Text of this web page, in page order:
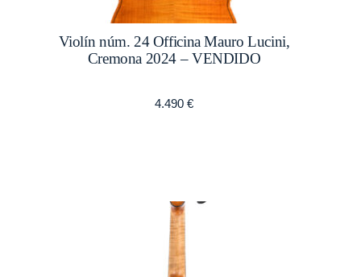
Violín núm. 24 Officina Mauro Lucini,
Cremona 2024 – VENDIDO
4.490 €